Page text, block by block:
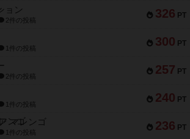
326 PT
ョン
2件の投稿
300 PT
1件の投稿
257 PT
2件の投稿
240 PT
1件の投稿
236 PT
マレンゴ
1件の投稿